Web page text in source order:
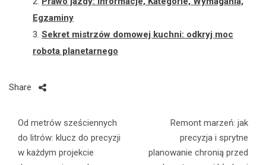
Egzaminy
Sekret mistrzów domowej kuchni: odkryj moc
robota planetarnego
Share
Nawigacja
wpisu
Od metrów sześciennych
do litrów: klucz do precyzji
w każdym projekcie
Remont marzeń: jak
precyzja i sprytne
planowanie chronią przed